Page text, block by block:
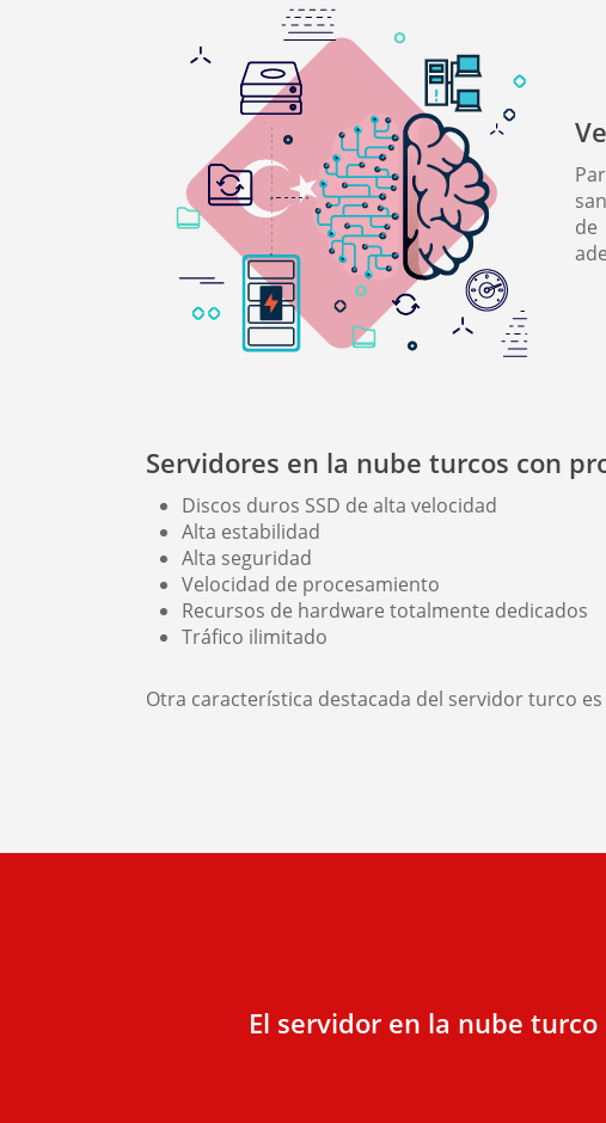
de
Servidores en la nube turcos con
Discos duros SSD de alta velocidad
Alta estabilidad
Alta seguridad
Velocidad de procesamiento
Recursos de hardware totalmente dedicados
Tráfico ilimitado
Otra característica destacada del servidor turco
El servidor en la nube